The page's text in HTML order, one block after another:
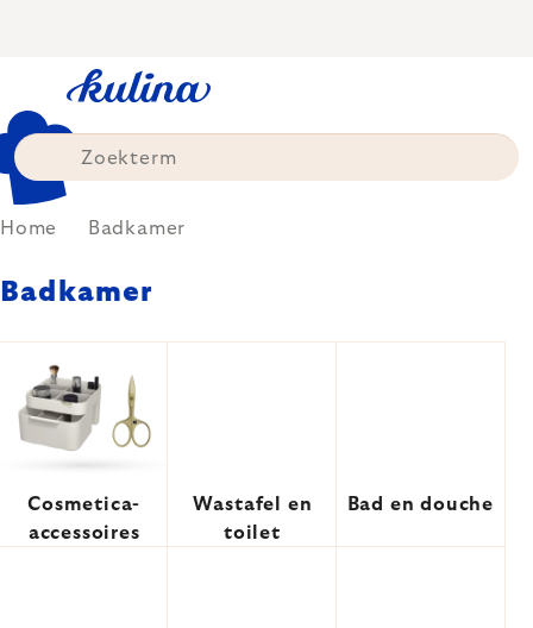
Home Badkamer
Badkamer
Cosmetica-
accessoires
Wastafel en
toilet
Bad en douche